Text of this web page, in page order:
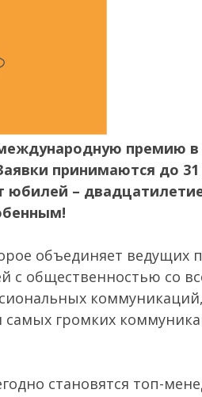
премию в
принимаются до
юбилей –
объединяет ведущих
с общественностью со
самых громких
становятся топ-